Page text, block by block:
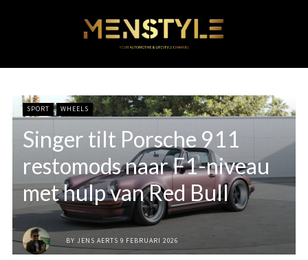
SPORT WHEELS
Singer tilt Porsche 911
restomods naar F1-niveau
met hulp van Red Bull
BY JENS AERTS 9 FEBRUARI 2026